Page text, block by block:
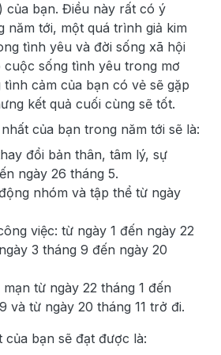
của bạn. Điều này rất có ý
năm tới, một quá trình giả kim
tình yêu và đời sống xã hội
cuộc sống tình yêu trong mơ
cảm của bạn có vẻ sẽ gặp
kết quả cuối cùng sẽ tốt.
của bạn trong năm tới sẽ là:
đổi bản thân, tâm lý, sự
ngày 26 tháng 5.
nhóm và tập thể từ ngày
việc: từ ngày 1 đến ngày 22
3 tháng 9 đến ngày 20
từ ngày 22 tháng 1 đến
và từ ngày 20 tháng 11 trở đi.
bạn sẽ đạt được là: